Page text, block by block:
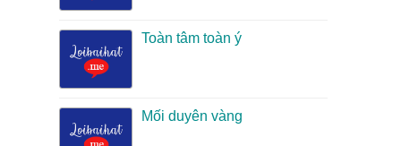
Toàn tâm toàn ý
Mối duyên vàng